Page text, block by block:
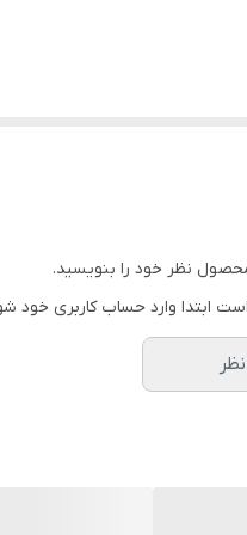
نظر خود را بنویسید.
ابتدا وارد حساب کاربری خود